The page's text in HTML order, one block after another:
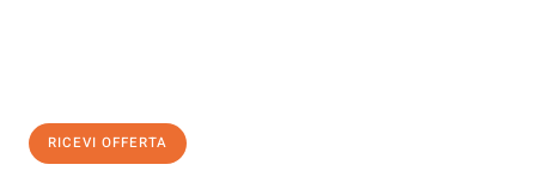
RICEVI OFFERTA